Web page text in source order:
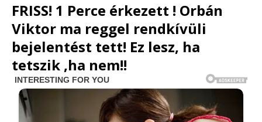
FRISS! 1 Perce érkezett ! Orbán
Viktor ma reggel rendkívüli
bejelentést tett! Ez lesz, ha
tetszik ,ha nem!!